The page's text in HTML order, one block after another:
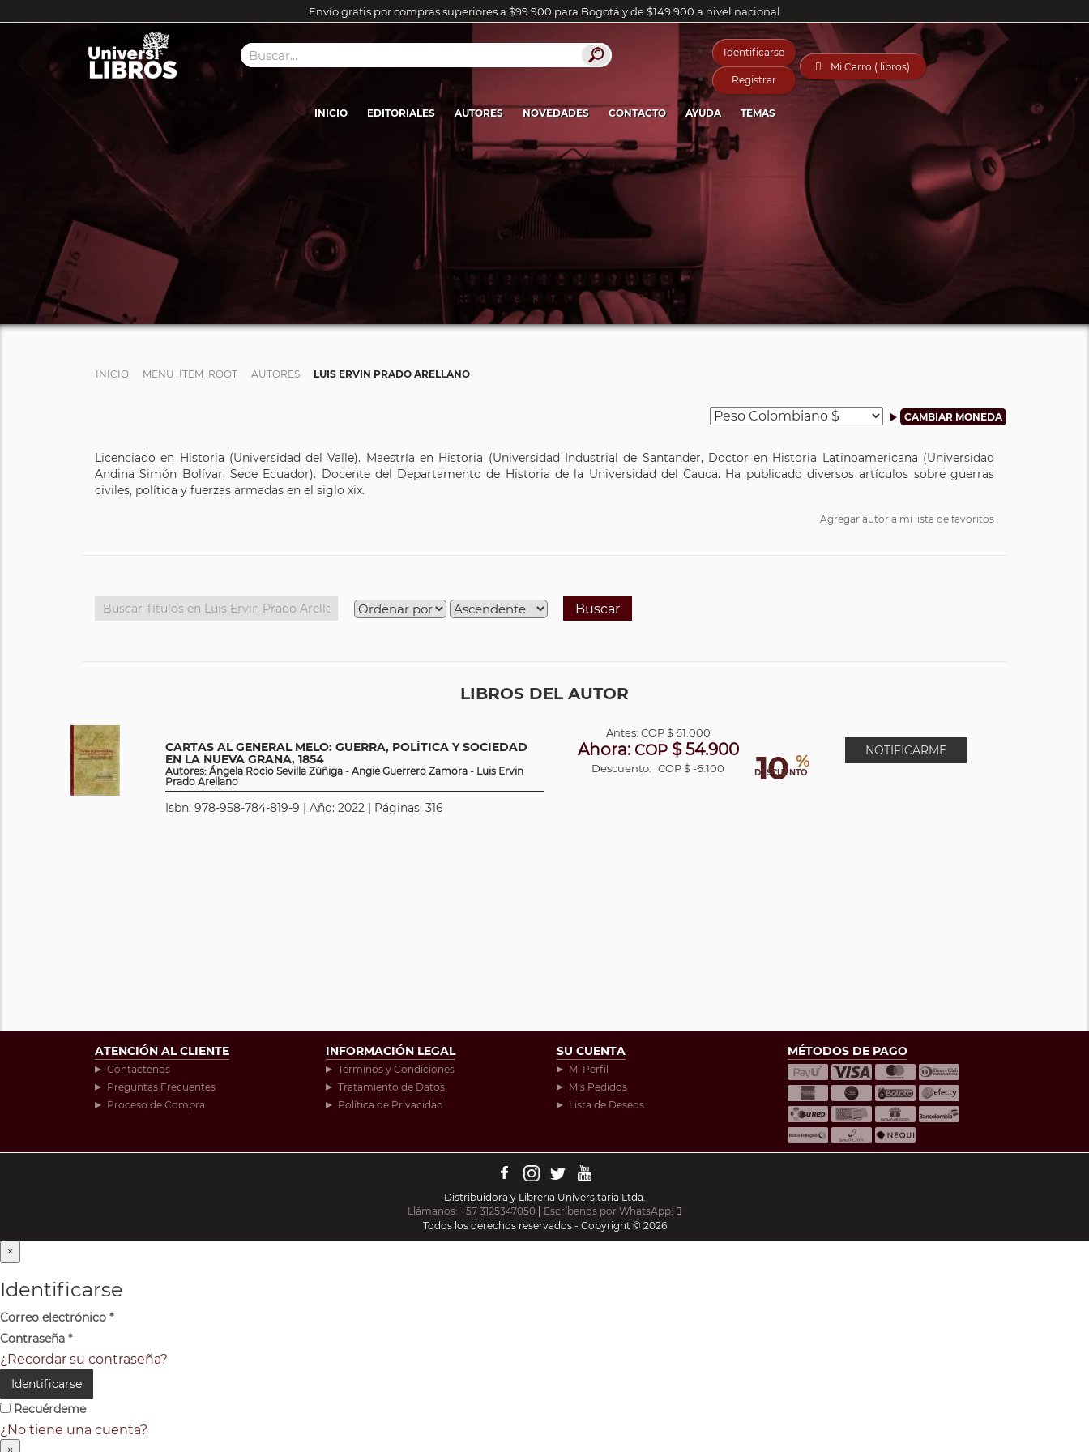
Envío gratis por compras superiores a $99.900 para Bogotá y de $149.900 a nivel nacional
Identificarse
Registrar
 Mi Carro ( libros)
INICIO EDITORIALES AUTORES NOVEDADES CONTACTO AYUDA TEMAS
INICIO MENU_ITEM_ROOT AUTORES LUIS ERVIN PRADO ARELLANO
Licenciado en Historia (Universidad del Valle). Maestría en Historia (Universidad Industrial de Santander, Doctor en Historia Latinoamericana (Universidad
Andina Simón Bolívar, Sede Ecuador). Docente del Departamento de Historia de la Universidad del Cauca. Ha publicado diversos artículos sobre guerras
civiles, política y fuerzas armadas en el siglo xix.
Agregar autor a mi lista de favoritos
Buscar
LIBROS DEL AUTOR
CARTAS AL GENERAL MELO: GUERRA, POLÍTICA Y SOCIEDAD
EN LA NUEVA GRANA, 1854
Autores: Ángela Rocío Sevilla Zúñiga - Angie Guerrero Zamora - Luis Ervin
Prado Arellano
Isbn: 978-958-784-819-9 | Año: 2022 | Páginas: 316
10 %
DESCUENTO
Antes: COP$ 61.000
Ahora: COP$ 54.900
Descuento: COP $ -6.100
NOTIFICARME
ATENCIÓN AL CLIENTE
Contáctenos
Preguntas Frecuentes
Proceso de Compra
INFORMACIÓN LEGAL
Términos y Condiciones
Tratamiento de Datos
Política de Privacidad
SU CUENTA
Mi Perfil
Mis Pedidos
Lista de Deseos
MÉTODOS DE PAGO
Distribuidora y Librería Universitaria Ltda.
Llámanos: +57 3125347050
Escríbenos por WhatsApp:
Todos los derechos reservados - Copyright © 2026
×
Identificarse
Correo electrónico *
Contraseña *
¿Recordar su contraseña?
Identificarse
Recuérdeme
¿No tiene una cuenta?